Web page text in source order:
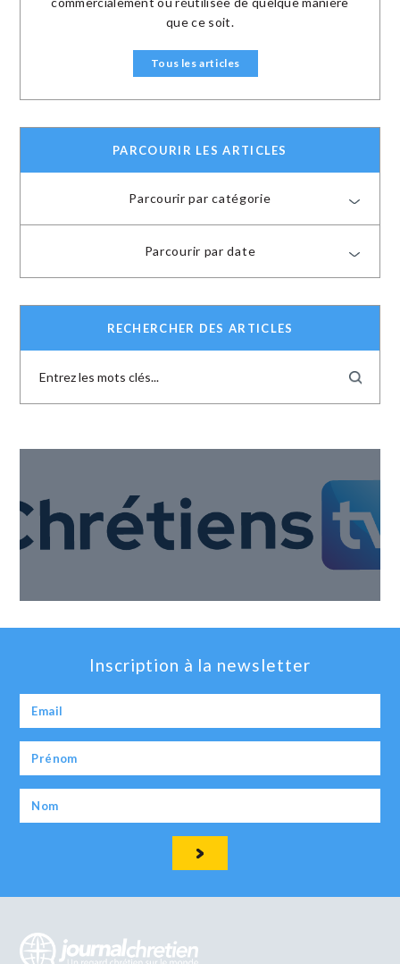
que ce soit.
Tous les articles
PARCOURIR LES ARTICLES
Parcourir par catégorie
Parcourir par date
RECHERCHER DES ARTICLES
Inscription à la newsletter